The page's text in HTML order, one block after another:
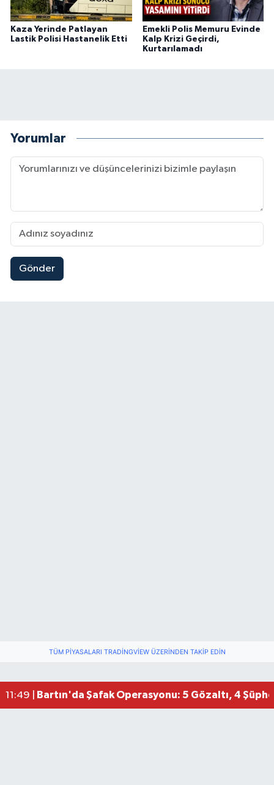
Kaza Yerinde Patlayan
Lastik Polisi Hastanelik Etti
Emekli Polis Memuru Evinde
Kalp Krizi Geçirdi,
Kurtarılamadı
Yorumlar
Gönder
TÜM PIYASALARI TRADINGVIEW ÜZERINDEN TAKIP EDIN
11:49 | Bartın'da Şafak Operasyonu: 5 Gözaltı, 4